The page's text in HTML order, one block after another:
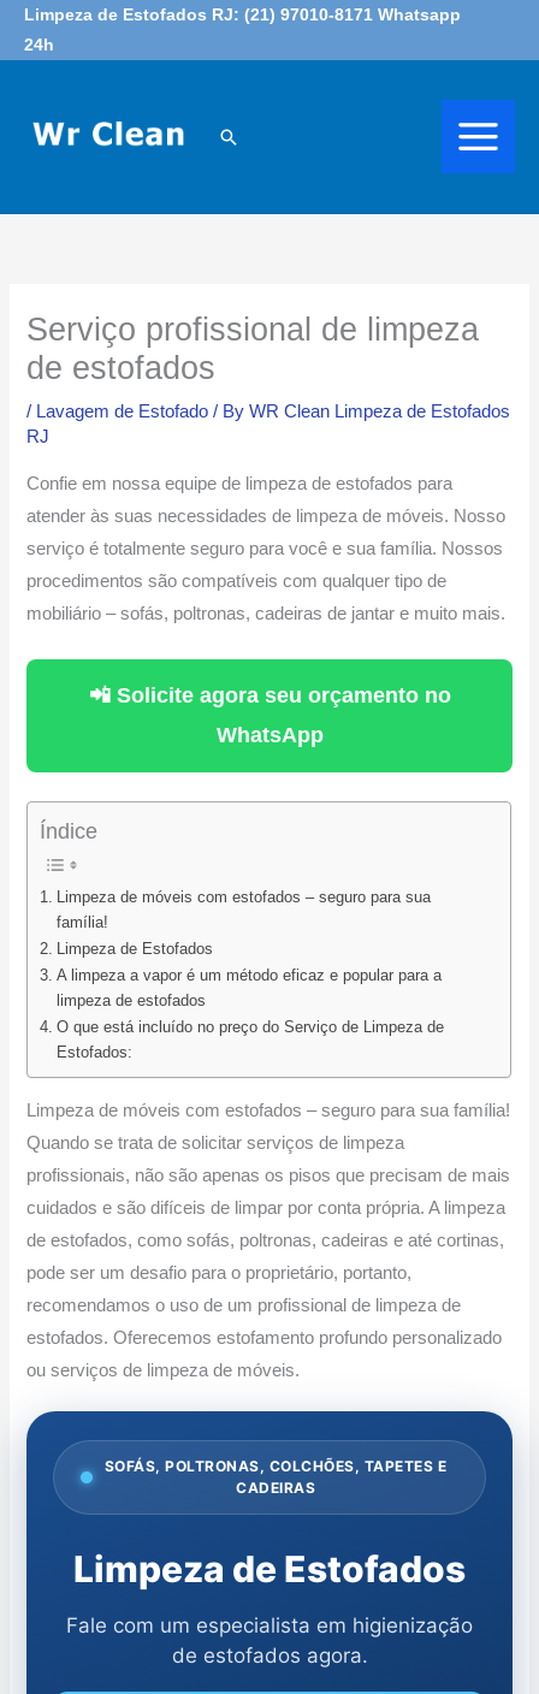
SkipLimpeza de Estofados RJ: (21) 97010-8171 Whatsapp
24h
Search
Serviço profissional de limpeza
de estofados
/ Lavagem de Estofado / ByWR Clean Limpeza de Estofados
RJ
Confie em nossa equipe de limpeza de estofados para
atender às suas necessidades de limpeza de móveis. Nosso
serviço é totalmente seguro para você e sua família. Nossos
procedimentos são compatíveis com qualquer tipo de
mobiliário – sofás, poltronas, cadeiras de jantar e muito mais.
📲 Solicite agora seu orçamento no
WhatsApp
Índice
Limpeza de móveis com estofados – seguro para sua
família!
Limpeza de Estofados
A limpeza a vapor é um método eficaz e popular para a
limpeza de estofados
O que está incluído no preço do Serviço de Limpeza de
Estofados:
Limpeza de móveis com estofados – seguro para sua família!
Quando se trata de solicitar serviços de limpeza
profissionais, não são apenas os pisos que precisam de mais
cuidados e são difíceis de limpar por conta própria. A limpeza
de estofados, como sofás, poltronas, cadeiras e até cortinas,
pode ser um desafio para o proprietário, portanto,
recomendamos o uso de um profissional de limpeza de
estofados. Oferecemos estofamento profundo personalizado
ou serviços de limpeza de móveis.
SOFÁS, POLTRONAS, COLCHÕES, TAPETES E
CADEIRAS
Limpeza de Estofados
Fale com um especialista em higienização
de estofados agora.